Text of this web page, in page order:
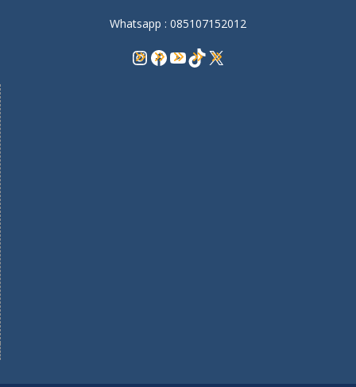
Whatsapp : 085107152012
Instagram
Facebook
YouTube
TikTok
X